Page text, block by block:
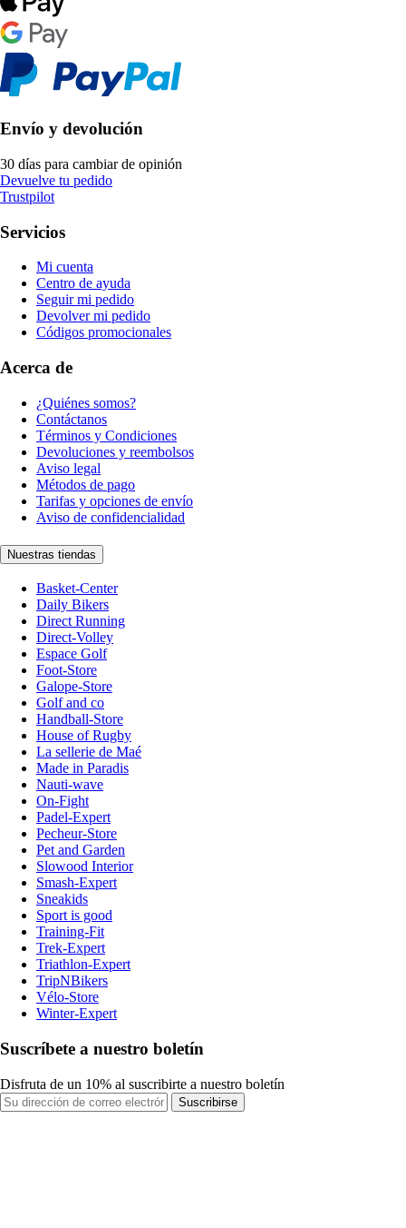
Envío y devolución
30 días para cambiar de opinión
Devuelve tu pedido
Trustpilot
Servicios
Mi cuenta
Centro de ayuda
Seguir mi pedido
Devolver mi pedido
Códigos promocionales
Acerca de
¿Quiénes somos?
Contáctanos
Términos y Condiciones
Devoluciones y reembolsos
Aviso legal
Métodos de pago
Tarifas y opciones de envío
Aviso de confidencialidad
Nuestras tiendas
Basket-Center
Daily Bikers
Direct Running
Direct-Volley
Espace Golf
Foot-Store
Galope-Store
Golf and co
Handball-Store
House of Rugby
La sellerie de Maé
Made in Paradis
Nauti-wave
On-Fight
Padel-Expert
Pecheur-Store
Pet and Garden
Slowood Interior
Smash-Expert
Sneakids
Sport is good
Training-Fit
Trek-Expert
Triathlon-Expert
TripNBikers
Vélo-Store
Winter-Expert
Suscríbete a nuestro boletín
Disfruta de un 10% al suscribirte a nuestro boletín
Suscribirse